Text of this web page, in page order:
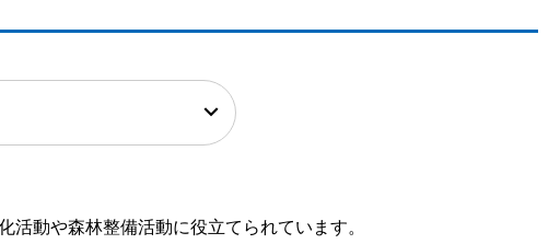
活動や森林整備活動に役立てられています。